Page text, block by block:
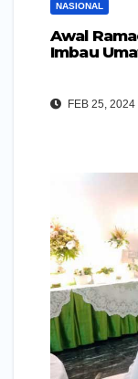
NASIONAL
Awal
Imbau
FEB 25, 2024